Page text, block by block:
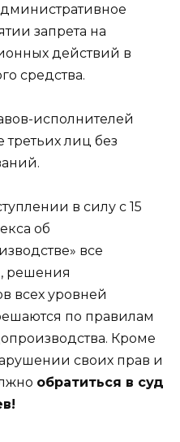
запрета на
действий в
средства.
исполнителей
третьих лиц без
в силу с 15
об
все
решения
всех уровней
по правилам
Кроме
своих прав и
обратиться в суд